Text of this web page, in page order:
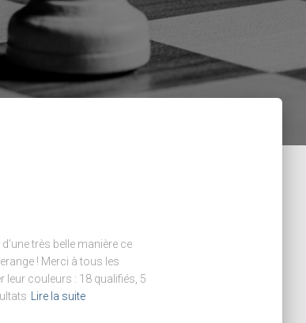
très belle manière ce
! Merci à tous les
couleurs : 18 qualifiés, 5
Lire la suite